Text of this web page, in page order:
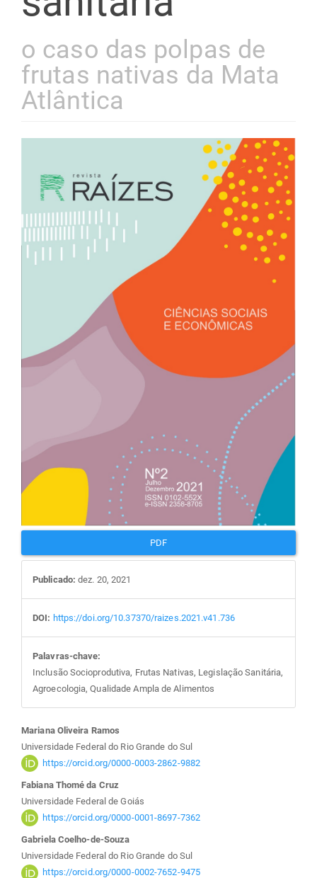
o caso das polpas de
frutas nativas da Mata
Atlântica
lateral
de
artigos
PDF
Publicado: dez. 20, 2021
DOI: https://doi.org/10.37370/raizes.2021.v41.736
Palavras-chave:
Inclusão Socioprodutiva, Frutas Nativas, Legislação Sanitária,
Agroecologia, Qualidade Ampla de Alimentos
Conteúdo
do
artigo
principal
Mariana Oliveira Ramos
Universidade Federal do Rio Grande do Sul
https://orcid.org/0000-0003-2862-9882
Fabiana Thomé da Cruz
Universidade Federal de Goiás
https://orcid.org/0000-0001-8697-7362
Gabriela Coelho-de-Souza
Universidade Federal do Rio Grande do Sul
https://orcid.org/0000-0002-7652-9475